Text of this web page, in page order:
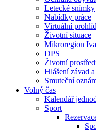
Letecké snímky
Nabídky práce
Virtuální
Životní situace
Mikroregion
DPS
Životní
Hlášení závad
Smuteční
Volný čas
Kalendář
Sport